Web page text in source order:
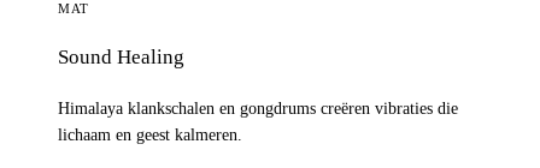
MAT
Sound Healing
Himalaya klankschalen en gongdrums creëren vibraties die
lichaam en geest kalmeren.